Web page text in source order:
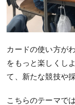
カードの使い方が
をもっと楽しくし
て、新たな競技や
こちらのテーマで